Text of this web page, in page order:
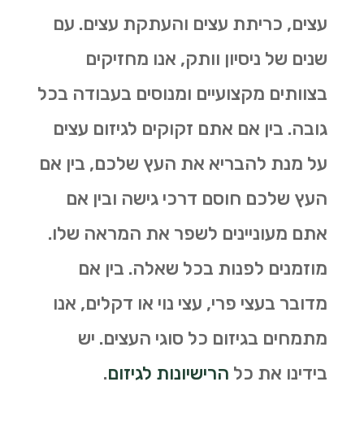
עצים, כריתת עצים והעתקת עצים. עם
שנים של ניסיון וותק, אנו מחזיקים
בצוותים מקצועיים ומנוסים בעבודה בכל
גובה. בין אם אתם זקוקים לגיזום עצים
על מנת להבריא את העץ שלכם, בין אם
העץ שלכם חוסם דרכי גישה ובין אם
אתם מעוניינים לשפר את המראה שלו.
מוזמנים לפנות בכל שאלה. בין אם
מדובר בעצי פרי, עצי נוי או דקלים, אנו
מתמחים בגיזום כל סוגי העצים. יש
בידינו את כל הרישיונות לגיזום.